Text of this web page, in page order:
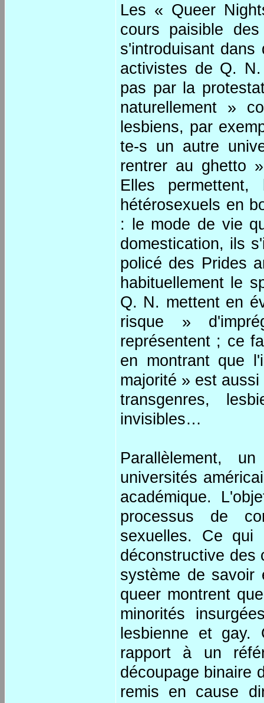
Les « Queer
cours paisible
s'introduisant
activistes de Q.
pas par la
naturellement »
lesbiens, par
te-s un autre
rentrer au ghetto
Elles
hétérosexuels en
: le mode de vie
domestication, ils
policé des Prides
habituellement le
Q. N. mettent en
risque »
représentent ; ce
en montrant que
majorité » est
transgenres,
invisibles…
Parallèlement,
universités
académique.
processus de
sexuelles. Ce qui
déconstructive des
système de savoir
queer montrent
minorités
lesbienne et gay.
rapport à un
découpage binaire
remis en cause